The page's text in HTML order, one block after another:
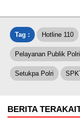
Tag : Hotline 110
Pelayanan Publik Polri
Setukpa Polri
BERITA